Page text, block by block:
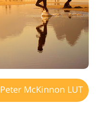
Peter McKinnon LUT